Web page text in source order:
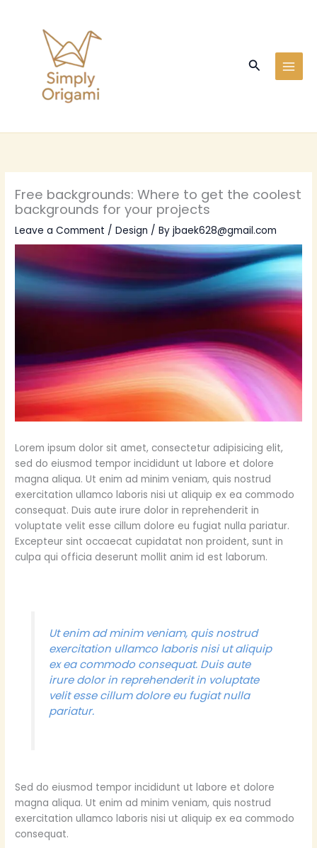
Search
Free backgrounds: Where to get the coolest
backgrounds for your projects
Leave a Comment /Design / Byjbaek628@gmail.com
Lorem ipsum dolor sit amet, consectetur adipisicing elit,
sed do eiusmod tempor incididunt ut labore et dolore
magna aliqua. Ut enim ad minim veniam, quis nostrud
exercitation ullamco laboris nisi ut aliquip ex ea commodo
consequat. Duis aute irure dolor in reprehenderit in
voluptate velit esse cillum dolore eu fugiat nulla pariatur.
Excepteur sint occaecat cupidatat non proident, sunt in
culpa qui officia deserunt mollit anim id est laborum.
Ut enim ad minim veniam, quis nostrud
exercitation ullamco laboris nisi ut aliquip
ex ea commodo consequat. Duis aute
irure dolor in reprehenderit in voluptate
velit esse cillum dolore eu fugiat nulla
pariatur.
Sed do eiusmod tempor incididunt ut labore et dolore
magna aliqua. Ut enim ad minim veniam, quis nostrud
exercitation ullamco laboris nisi ut aliquip ex ea commodo
consequat.